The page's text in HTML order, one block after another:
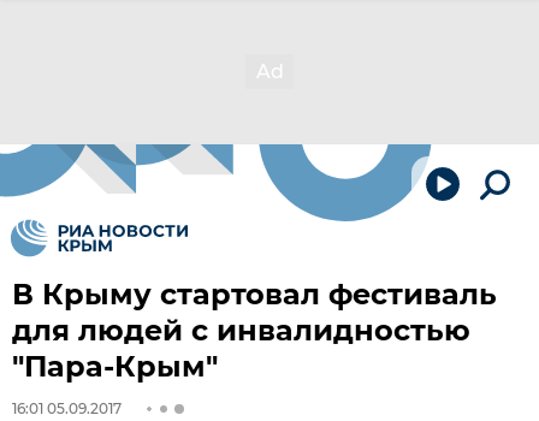
В Крыму стартовал фестиваль
для людей с инвалидностью
"Пара-Крым"
16:01 05.09.2017